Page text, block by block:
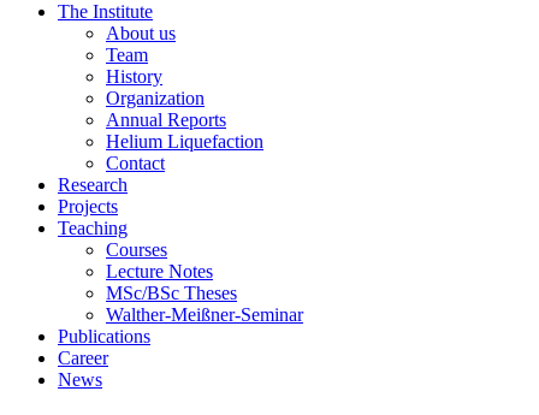
The Institute
About us
Team
History
Organization
Annual Reports
Helium Liquefaction
Contact
Research
Projects
Teaching
Courses
Lecture Notes
MSc/BSc Theses
Walther-Meißner-Seminar
Publications
Career
News